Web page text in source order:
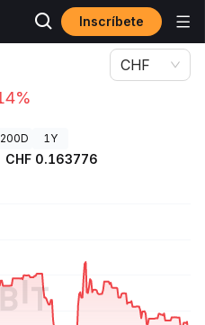
Inscríbete
de Litentry LIT
CHF
200D 1Y
CHF 0.163776